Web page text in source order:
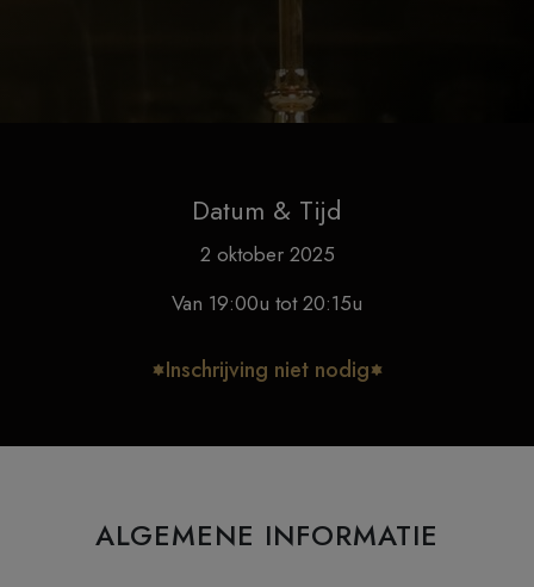
Datum & Tijd
2 oktober 2025
Van 19:00u tot 20:15u
Inschrijving niet nodig
ALGEMENE INFORMATIE